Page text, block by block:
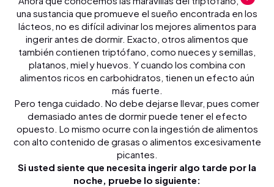
una sustancia que promueve el sueño encontrada en los
lácteos, no es difícil adivinar los mejores alimentos para
ingerir antes de dormir. Exacto, otros alimentos que
también contienen triptófano, como nueces y semillas,
platanos, miel y huevos. Y cuando los combina con
alimentos ricos en carbohidratos, tienen un efecto aún
más fuerte.
Pero tenga cuidado. No debe dejarse llevar, pues comer
demasiado antes de dormir puede tener el efecto
opuesto. Lo mismo ocurre con la ingestión de alimentos
con alto contenido de grasas o alimentos excesivamente
picantes.
Si usted siente que necesita ingerir algo tarde por la
noche, pruebe lo siguiente: